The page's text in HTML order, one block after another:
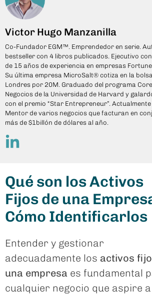
Victor Hugo Manzanilla
Co-Fundador EGM™. Emprendedor en serie.
bestseller con 4 libros publicados. Ejecutivo
de 15 años de experiencia en empresas Fortune
Su última empresa MicroSalt® cotiza en la
Londres por 20M. Graduado del programa
Negocios de la Universidad de Harvard y
con el premio “Star Entrepreneur”. Actualmente
Mentor de varios negocios que facturan en
más de $1billón de dólares al año.
Qué son los Activos
Fijos de una
Cómo Identificarlos
Entender y gestionar
adecuadamente los activos
una empresa es fundamental
cualquier negocio que aspire a